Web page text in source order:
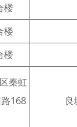
楼
楼
楼
秦虹
168